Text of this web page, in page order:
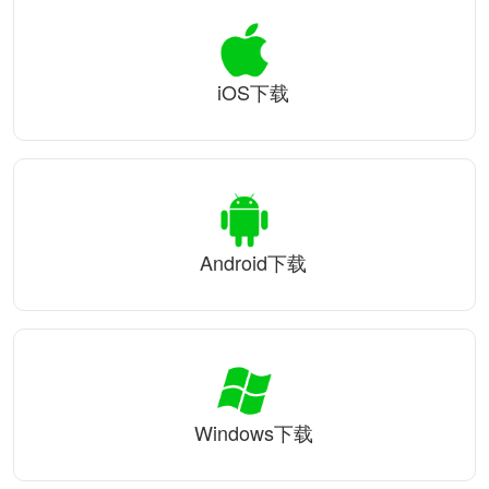
iOS下载
Android下载
Windows下载